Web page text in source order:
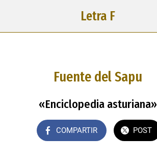
Letra F
Fuente del Sapu
«Enciclopedia asturiana»
COMPARTIR POST